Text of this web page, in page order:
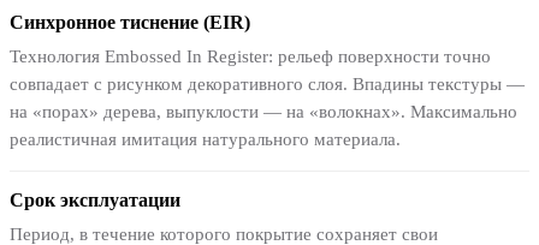
Синхронное тиснение (EIR)
Технология Embossed In Register: рельеф поверхности точно
совпадает с рисунком декоративного слоя. Впадины текстуры —
на «порах» дерева, выпуклости — на «волокнах». Максимально
реалистичная имитация натурального материала.
Срок эксплуатации
Период, в течение которого покрытие сохраняет свои